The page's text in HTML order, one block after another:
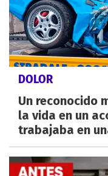
DOLOR
Un reconocido
la vida en un
trabajaba en